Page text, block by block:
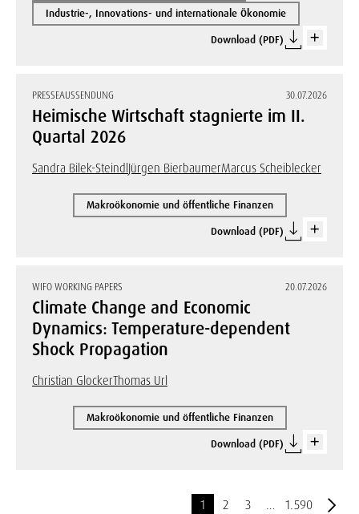
Industrie-, Innovations- und internationale Ökonomie
Download (PDF)
PRESSEAUSSENDUNG 30.07.2026
Heimische Wirtschaft stagnierte im II.
Quartal 2026
Sandra Bilek-SteindlJürgen BierbaumerMarcus Scheiblecker
Makroökonomie und öffentliche Finanzen
Download (PDF)
WIFO WORKING PAPERS 20.07.2026
Climate Change and Economic
Dynamics: Temperature-dependent
Shock Propagation
Christian GlockerThomas Url
Makroökonomie und öffentliche Finanzen
Download (PDF)
1 2 3 … 1.590